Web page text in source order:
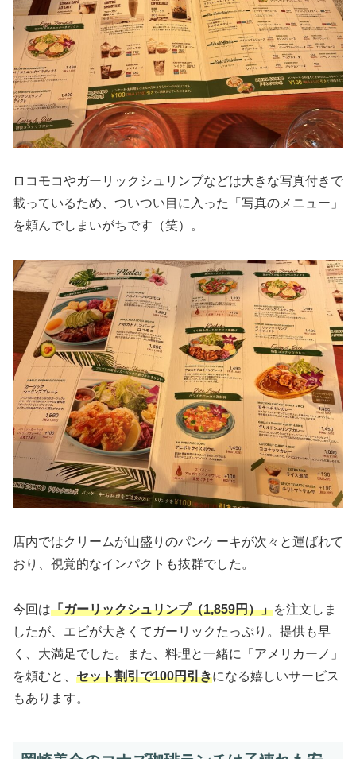
ロコモコやガーリックシュリンプなどは大きな写真付きで
載っているため、ついつい目に入った「写真のメニュー」
を頼んでしまいがちです（笑）。
店内ではクリームが山盛りのパンケーキが次々と運ばれて
おり、視覚的なインパクトも抜群でした。
今回は「ガーリックシュリンプ（1,859円）」を注文しま
したが、エビが大きくてガーリックたっぷり。提供も早
く、大満足でした。また、料理と一緒に「アメリカーノ」
を頼むと、 セット割引で100円引きになる嬉しいサービス
もあります。